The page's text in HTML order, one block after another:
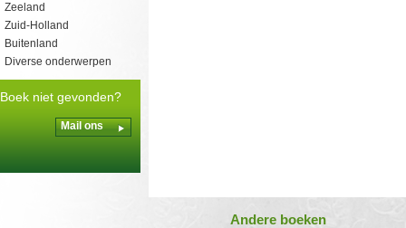
Zeeland
Zuid-Holland
Buitenland
Diverse onderwerpen
Boek niet gevonden?
Mail ons
Andere boeken